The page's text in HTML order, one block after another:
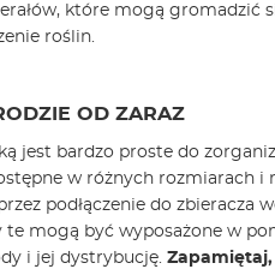
które mogą gromadzić
roślin.
OD ZARAZ
jest bardzo proste do
w różnych rozmiarach i
podłączenie do zbieracza
te mogą być wyposażone w
i jej dystrybucję. Zapamiętaj,